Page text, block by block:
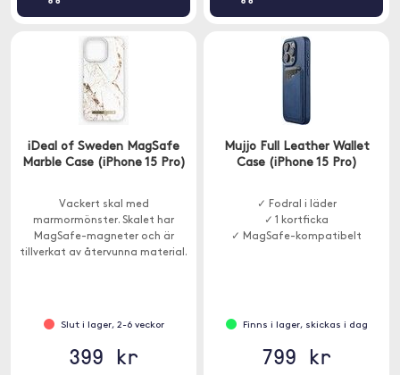
iDeal of Sweden MagSafe
Marble Case (iPhone 15 Pro)
Vackert skal med
marmormönster. Skalet har
MagSafe-magneter och är
tillverkat av återvunna material.
Slut i lager, 2-6 veckor
399 kr
Mujjo Full Leather Wallet
Case (iPhone 15 Pro)
✓ Fodral i läder
✓ 1 kortficka
✓ MagSafe-kompatibelt
Finns i lager, skickas i dag
799 kr